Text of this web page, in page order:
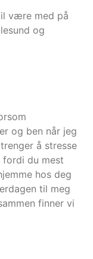
være med på
og
og ben når jeg
å stresse
du mest
hos deg
til meg
finner vi